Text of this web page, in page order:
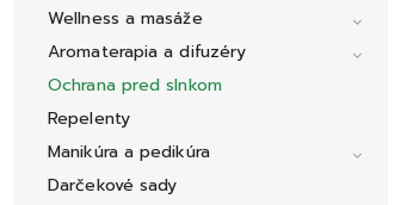
Wellness a masáže
Aromaterapia a difuzéry
Ochrana pred slnkom
Repelenty
Manikúra a pedikúra
Darčekové sady